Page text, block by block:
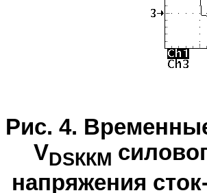
Рис. 4.
VDSККМ
напряжения